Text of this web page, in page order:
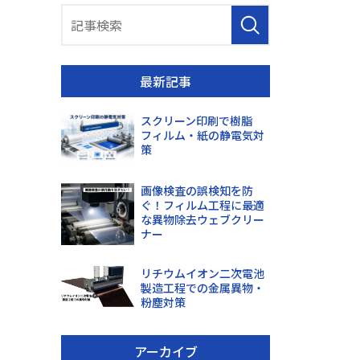
最新記事
スクリーン印刷で樹脂
フィルム・紙の静電気対
策
画像検査の誤検知を防
ぐ！フィルム工程に最適
な異物除去ウェブクリー
ナー
リチウムイオン二次電池
製造工程での金属異物・
粉塵対策
アーカイブ